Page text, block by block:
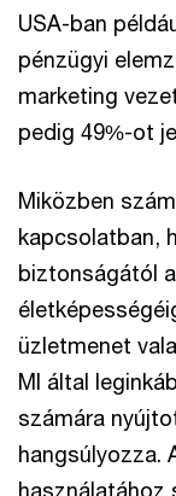
USA-ban
pénzügyi
marketing
pedig 49%-ot
Miközben
kapcsolatban,
biztonságától
üzletmenet
MI által
számára
hangsúlyozza.
használatához